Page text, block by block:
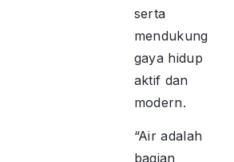
serta
mendukung
gaya hidup
aktif dan
modern.
“Air adalah
bagian